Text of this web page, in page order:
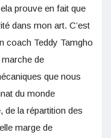
prouve en fait que
dans mon art. C’est
coach Teddy Tamgho
de
que nous
du monde
de la répartition des
marge de